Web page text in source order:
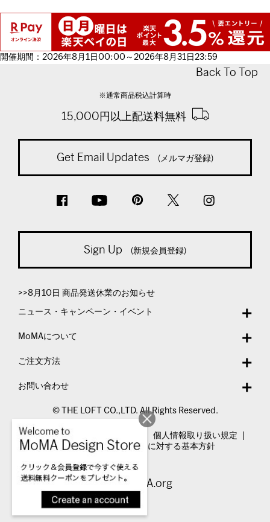
開催期間：2026年8月1日00:00～2026年8月31日23:59
Back To Top
※通常商品税込計算時
15,000円以上配送料無料
Get Email Updates (メルマガ登録)
Sign Up (新規会員登録)
>>8月10日 商品発送休業のお知らせ
ニュース・キャンペーン・イベント
MoMAについて
ご注文方法
お問い合わせ
© THE LOFT CO.,LTD. All Rights Reserved.
特定商取引法表示
個人情報取り扱い規定
カスタマーハラスメントに対する基本方針
Visit MoMA.org